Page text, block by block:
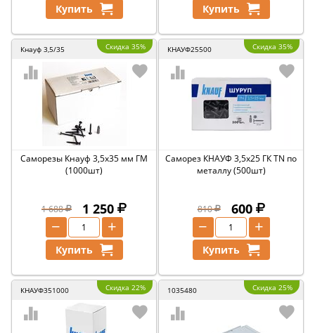
Купить Купить
Кнауф 3,5/35 Скидка 35%
Саморезы Кнауф 3,5х35 мм ГМ
(1000шт)
1 688 1 250
+
−
Купить
КНАУФ25500 Скидка 35%
Саморез КНАУФ 3,5х25 ГК TN по
металлу (500шт)
810 600
+
−
Купить
КНАУФ351000 Скидка 22% 1035480 Скидка 25%